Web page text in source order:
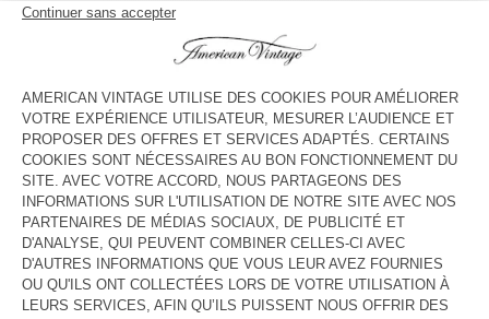
Livraison estiméeentre le mercredi 12 août et le vendredi 14
août
VOIR LA DISPONIBILITE EN MAGASIN
VOIR LE LOOK